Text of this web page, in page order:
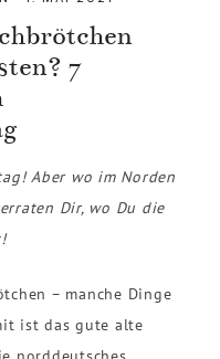
7
Aber wo im Norden
Dir, wo Du die
– manche Dinge
ist das gute alte